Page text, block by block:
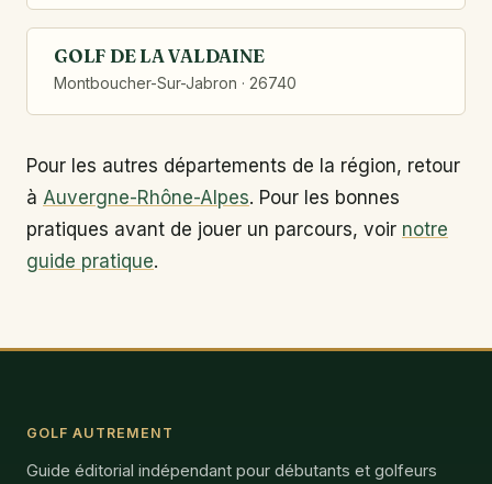
GOLF DE LA VALDAINE
Montboucher-Sur-Jabron · 26740
Pour les autres départements de la région, retour
à Auvergne-Rhône-Alpes. Pour les bonnes
pratiques avant de jouer un parcours, voir notre
guide pratique.
GOLF AUTREMENT
Guide éditorial indépendant pour débutants et golfeurs